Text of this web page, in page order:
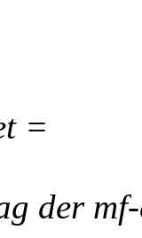
=
der